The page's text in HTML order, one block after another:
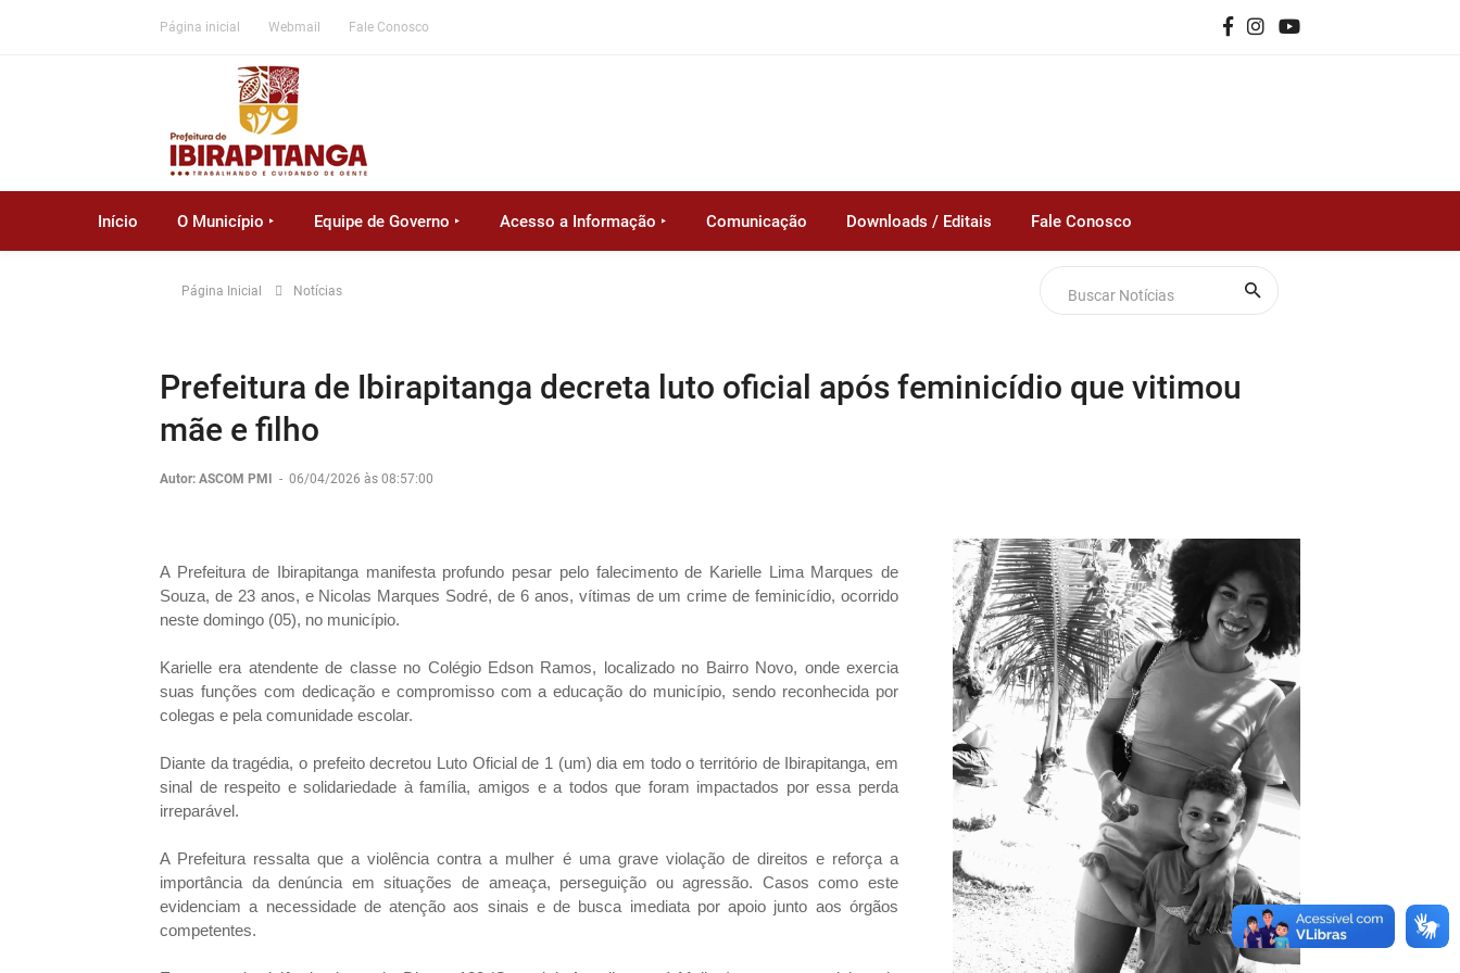
Página inicial Webmail Fale Conosco
Início O Município ‣ Equipe de Governo ‣ Acesso a Informação ‣ Comunicação Downloads / Editais Fale Conosco
Página Inicial Notícias
Prefeitura de Ibirapitanga decreta luto oficial após feminicídio que vitimou
mãe e filho
Autor: ASCOM PMI - 06/04/2026 às 08:57:00
A Prefeitura de Ibirapitanga manifesta profundo pesar pelo falecimento de Karielle Lima Marques de
Souza, de 23 anos, e Nicolas Marques Sodré, de 6 anos, vítimas de um crime de feminicídio, ocorrido
neste domingo (05), no município.
Karielle era atendente de classe no Colégio Edson Ramos, localizado no Bairro Novo, onde exercia
suas funções com dedicação e compromisso com a educação do município, sendo reconhecida por
colegas e pela comunidade escolar.
Diante da tragédia, o prefeito decretou Luto Oficial de 1 (um) dia em todo o território de Ibirapitanga, em
sinal de respeito e solidariedade à família, amigos e a todos que foram impactados por essa perda
irreparável.
A Prefeitura ressalta que a violência contra a mulher é uma grave violação de direitos e reforça a
importância da denúncia em situações de ameaça, perseguição ou agressão. Casos como este
evidenciam a necessidade de atenção aos sinais e de busca imediata por apoio junto aos órgãos
competentes.